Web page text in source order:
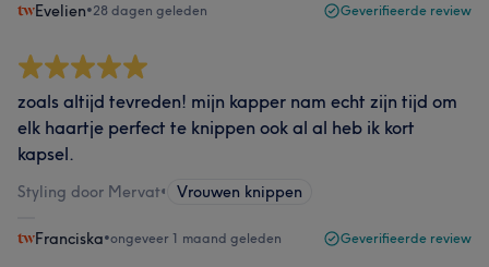
Evelien•28 dagen geleden Geverifieerde review
zoals altijd tevreden! mijn kapper nam echt zijn tijd om
elk haartje perfect te knippen ook al al heb ik kort
kapsel.
Styling door Mervat• Vrouwen knippen
Franciska•ongeveer 1 maand geleden Geverifieerde review